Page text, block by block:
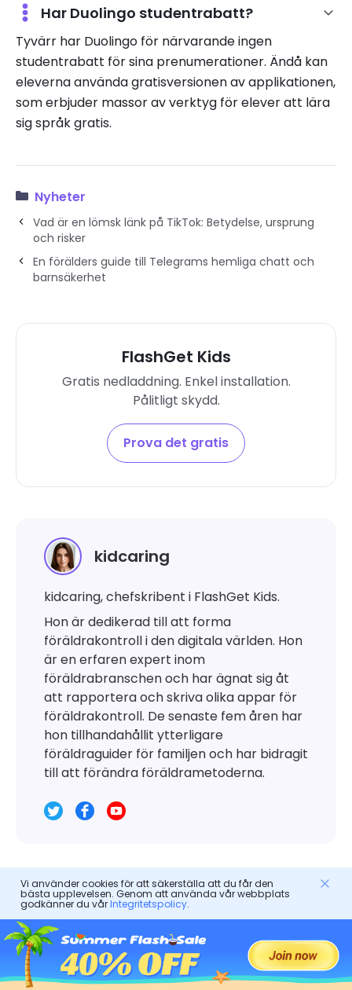
Har Duolingo studentrabatt?
Tyvärr har Duolingo för närvarande ingen
studentrabatt för sina prenumerationer. Ändå kan
eleverna använda gratisversionen av applikationen,
som erbjuder massor av verktyg för elever att lära
sig språk gratis.
Nyheter
Vad är en lömsk länk på TikTok: Betydelse, ursprung
och risker
En förälders guide till Telegrams hemliga chatt och
barnsäkerhet
FlashGet Kids
Gratis nedladdning. Enkel installation.
Pålitligt skydd.
Prova det gratis
kidcaring
kidcaring, chefskribent i FlashGet Kids.
Hon är dedikerad till att forma
föräldrakontroll i den digitala världen. Hon
är en erfaren expert inom
föräldrabranschen och har ägnat sig åt
att rapportera och skriva olika appar för
föräldrakontroll. De senaste fem åren har
hon tillhandahållit ytterligare
föräldraguider för familjen och har bidragit
till att förändra föräldrametoderna.
Lämna ett svar
Vi använder cookies för att säkerställa att du får den
bästa upplevelsen. Genom att använda vår webbplats
godkänner du vårIntegritetspolicy.